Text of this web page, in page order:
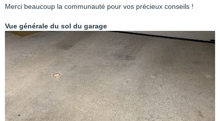
Merci beaucoup la communauté pour vos précieux conseils !
Vue générale du sol du garage